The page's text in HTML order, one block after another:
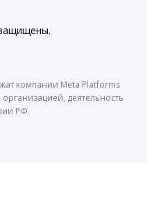
компании Meta Platforms
деятельность
РФ.